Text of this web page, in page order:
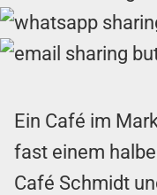
Ein Café im
fast einem
Café Schmidt